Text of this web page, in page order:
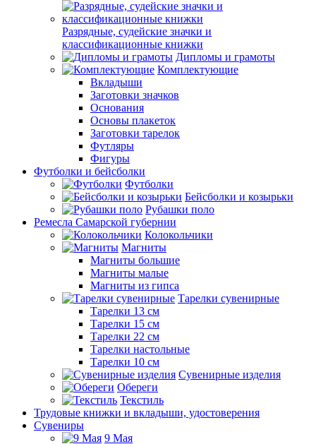
Разрядные, судейские значки и
классификационные книжки
Дипломы и грамоты
Комплектующие
Вкладыши
Заготовки значков
Основания
Основы плакеток
Заготовки тарелок
Футляры
Фигуры
Футболки и бейсболки
Футболки
Бейсболки и козырьки
Рубашки поло
Ремесла Самарской губернии
Колокольчики
Магниты
Магниты большие
Магниты малые
Магниты из гипса
Тарелки сувенирные
Тарелки 13 см
Тарелки 15 см
Тарелки 22 см
Тарелки настольные
Тарелки 10 см
Сувенирные изделия
Обереги
Текстиль
Трудовые книжки и вкладыши, удостоверения
Сувениры
9 Мая